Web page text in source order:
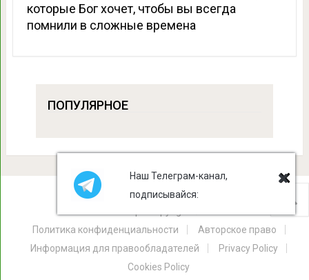
которые Бог хочет, чтобы вы всегда
помнили в сложные времена
ПОПУЛЯРНОЕ
Политика конфиденциальности
Авторское право
Информация для правообладателей
Privacy Policy
Cookies Policy
Наш Телеграм-канал,
подписывайся: